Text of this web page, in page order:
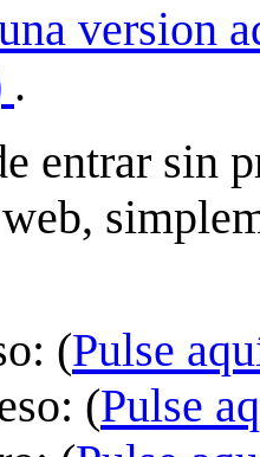
version
.
entrar sin
(Pulse
(Pulse